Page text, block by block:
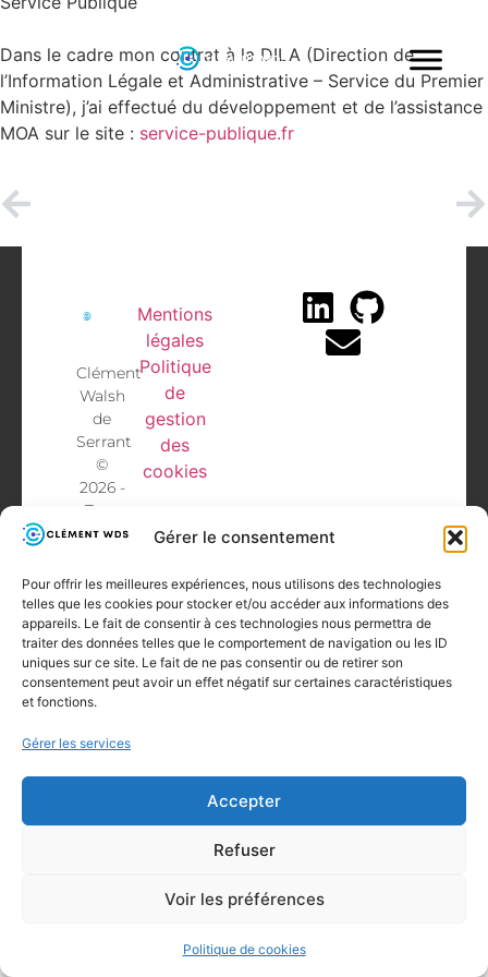
Gérer le consentement
Pour offrir les meilleures expériences, nous utilisons des technologies
telles que les cookies pour stocker et/ou accéder aux informations des
appareils. Le fait de consentir à ces technologies nous permettra de
traiter des données telles que le comportement de navigation ou les ID
uniques sur ce site. Le fait de ne pas consentir ou de retirer son
consentement peut avoir un effet négatif sur certaines caractéristiques
et fonctions.
Gérer les services
Accepter
Refuser
Voir les préférences
Politique de cookies
Dans le cadre mon contrat à la DILA (Direction de
l’Information Légale et Administrative – Service du Premier
Ministre), j’ai effectué du développement et de l’assistance
MOA sur le site : service-publique.fr
Clément
Walsh
de
Serrant
©
2026 -
Tous
droits
Mentions
légales
Politique
de
gestion
des
cookies